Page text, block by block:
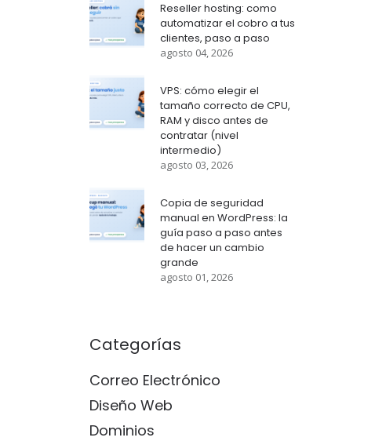
Reseller hosting: como
automatizar el cobro a tus
clientes, paso a paso
agosto 04, 2026
VPS: cómo elegir el
tamaño correcto de CPU,
RAM y disco antes de
contratar (nivel
intermedio)
agosto 03, 2026
Copia de seguridad
manual en WordPress: la
guía paso a paso antes
de hacer un cambio
grande
agosto 01, 2026
Categorías
Correo Electrónico
Diseño Web
Dominios